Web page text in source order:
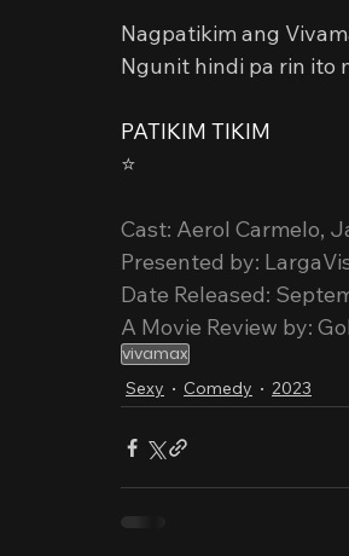
Nagpatikim ang
Ngunit hindi pa rin ito
PATIKIM TIKIM
⭐️
Cast: Aerol Carmelo,
Presented by:
Date Released:
A Movie Review by:
vivamax
Sexy Comedy 2023